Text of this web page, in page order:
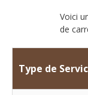
Voici
de
Type de